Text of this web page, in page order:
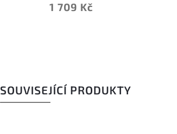
560 Kč
SOUVISEJÍCÍ PRODUKTY